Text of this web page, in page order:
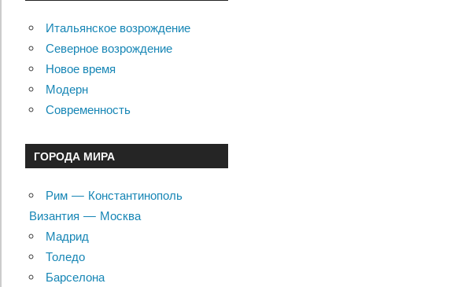
Итальянское возрождение
Северное возрождение
Новое время
Модерн
Современность
ГОРОДА МИРА
Рим — Константинополь
Византия — Москва
Мадрид
Толедо
Барселона